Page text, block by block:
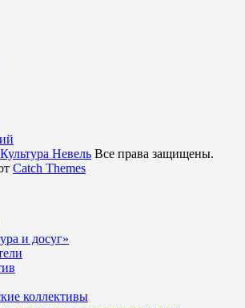
Культура Невель Все права защищены.
Catch Themes
и досуг»
коллективы